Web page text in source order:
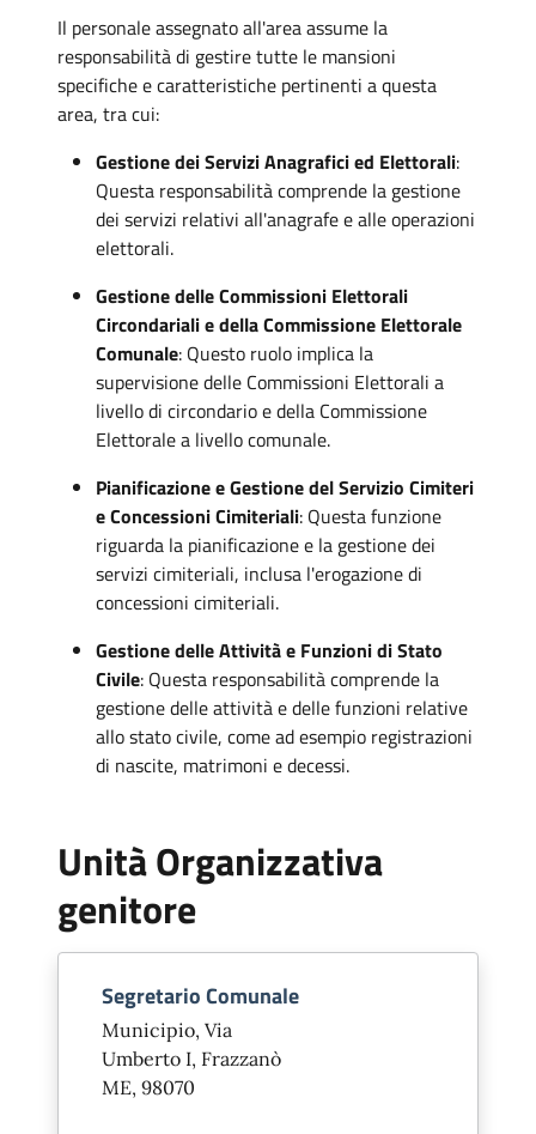
Il personale assegnato all'area assume la
responsabilità di gestire tutte le mansioni
specifiche e caratteristiche pertinenti a questa
area, tra cui:
Gestione dei Servizi Anagrafici ed Elettorali:
Questa responsabilità comprende la gestione
dei servizi relativi all'anagrafe e alle operazioni
elettorali.
Gestione delle Commissioni Elettorali
Circondariali e della Commissione Elettorale
Comunale: Questo ruolo implica la
supervisione delle Commissioni Elettorali a
livello di circondario e della Commissione
Elettorale a livello comunale.
Pianificazione e Gestione del Servizio Cimiteri
e Concessioni Cimiteriali: Questa funzione
riguarda la pianificazione e la gestione dei
servizi cimiteriali, inclusa l'erogazione di
concessioni cimiteriali.
Gestione delle Attività e Funzioni di Stato
Civile: Questa responsabilità comprende la
gestione delle attività e delle funzioni relative
allo stato civile, come ad esempio registrazioni
di nascite, matrimoni e decessi.
Unità Organizzativa
genitore
Segretario Comunale
Municipio, Via
Umberto I, Frazzanò
ME, 98070